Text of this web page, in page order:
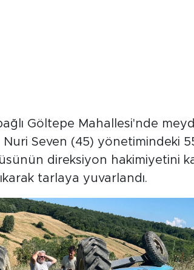
Göltepe Mahallesi'nde
Seven (45) yönetimindeki
direksiyon hakimiyetini
tarlaya yuvarlandı.